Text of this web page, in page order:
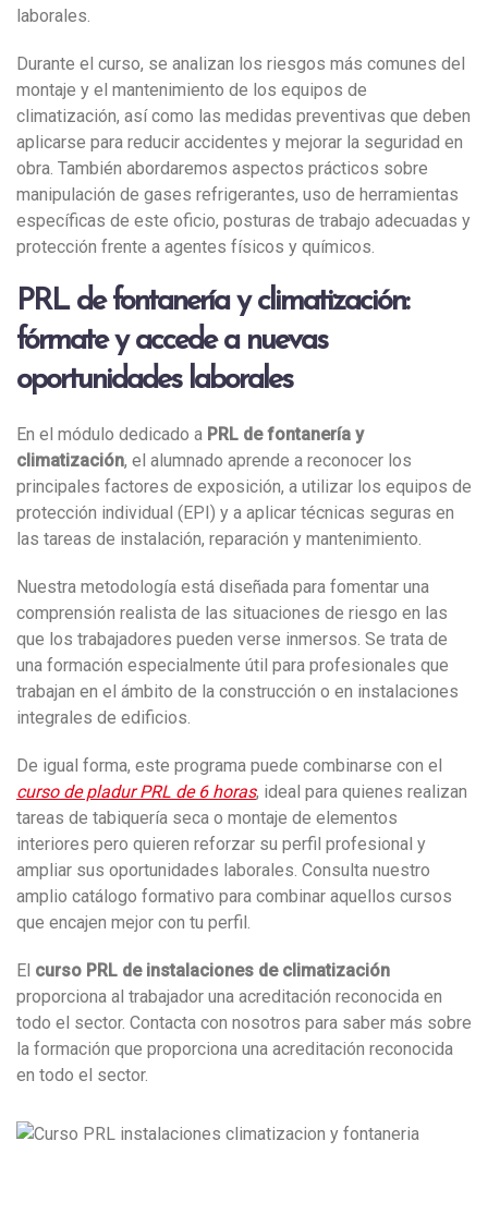
laborales.
Durante el curso, se analizan los riesgos más comunes del
montaje y el mantenimiento de los equipos de
climatización, así como las medidas preventivas que deben
aplicarse para reducir accidentes y mejorar la seguridad en
obra. También abordaremos aspectos prácticos sobre
manipulación de gases refrigerantes, uso de herramientas
específicas de este oficio, posturas de trabajo adecuadas y
protección frente a agentes físicos y químicos.
PRL de fontanería y climatización:
fórmate y accede a nuevas
oportunidades laborales
En el módulo dedicado a PRL de fontanería y
climatización, el alumnado aprende a reconocer los
principales factores de exposición, a utilizar los equipos de
protección individual (EPI) y a aplicar técnicas seguras en
las tareas de instalación, reparación y mantenimiento.
Nuestra metodología está diseñada para fomentar una
comprensión realista de las situaciones de riesgo en las
que los trabajadores pueden verse inmersos. Se trata de
una formación especialmente útil para profesionales que
trabajan en el ámbito de la construcción o en instalaciones
integrales de edificios.
De igual forma, este programa puede combinarse con el
curso de pladur PRL de 6 horas, ideal para quienes realizan
tareas de tabiquería seca o montaje de elementos
interiores pero quieren reforzar su perfil profesional y
ampliar sus oportunidades laborales. Consulta nuestro
amplio catálogo formativo para combinar aquellos cursos
que encajen mejor con tu perfil.
El curso PRL de instalaciones de climatización
proporciona al trabajador una acreditación reconocida en
todo el sector. Contacta con nosotros para saber más sobre
la formación que proporciona una acreditación reconocida
en todo el sector.